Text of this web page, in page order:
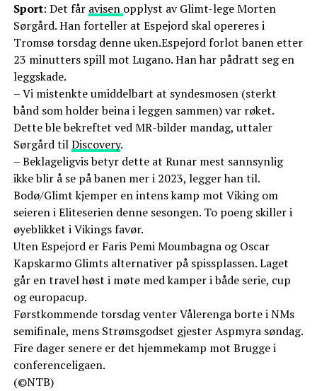
Sport: Det får avisen opplyst av Glimt-lege Morten
Sørgård. Han forteller at Espejord skal opereres i
Tromsø torsdag denne uken.Espejord forlot banen etter
23 minutters spill mot Lugano. Han har pådratt seg en
leggskade.
– Vi mistenkte umiddelbart at syndesmosen (sterkt
bånd som holder beina i leggen sammen) var røket.
Dette ble bekreftet ved MR-bilder mandag, uttaler
Sørgård tilDiscovery.
– Beklageligvis betyr dette at Runar mest sannsynlig
ikke blir å se på banen mer i 2023, legger han til.
Bodø/Glimt kjemper en intens kamp mot Viking om
seieren i Eliteserien denne sesongen. To poeng skiller i
øyeblikket i Vikings favør.
Uten Espejord er Faris Pemi Moumbagna og Oscar
Kapskarmo Glimts alternativer på spissplassen. Laget
går en travel høst i møte med kamper i både serie, cup
og europacup.
Førstkommende torsdag venter Vålerenga borte i NMs
semifinale, mens Strømsgodset gjester Aspmyra søndag.
Fire dager senere er det hjemmekamp mot Brugge i
conferenceligaen.
(©NTB)